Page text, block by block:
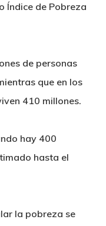
Índice de Pobreza
de personas
que en los
410 millones.
hay 400
hasta el
la pobreza se